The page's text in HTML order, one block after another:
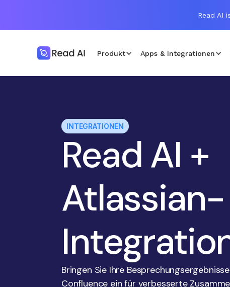
Read AI
Produkt Apps & Integrationen
INTEGRATIONEN
Read AI +
Atlassian-
Bringen Sie Ihre
Confluence ein für verbesserte